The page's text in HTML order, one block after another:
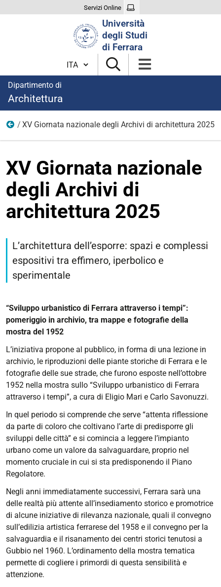
Servizi Online
Università
degli Studi
di Ferrara
Cambia lingua
Dipartimento di
Architettura
Eventi
XV Giornata nazionale degli Archivi di architettura 2025
XV Giornata nazionale
degli Archivi di
architettura 2025
XV
nazionale
degli
di
architettura
2025
05-
21T15:00:00+02:00
2025-
05-
21T17:00:00+02:00
L’architettura
dell’esporre:
spazi
e
complessi
espositivi
tra
effimero,
iperbolico
e
sperimentale
L’architettura dell’esporre: spazi e complessi
espositivi tra effimero, iperbolico e
sperimentale
“Sviluppo urbanistico di Ferrara attraverso i tempi”:
pomeriggio in archivio, tra mappe e fotografie della
mostra del 1952
L’iniziativa propone al pubblico, in forma di una lezione in
archivio, le riproduzioni delle piante storiche di Ferrara e le
fotografie delle sue strade, che furono esposte nell’ottobre
1952 nella mostra sullo “Sviluppo urbanistico di Ferrara
attraverso i tempi”, a cura di Eligio Mari e Carlo Savonuzzi.
In quel periodo si comprende che serve “attenta riflessione
da parte di coloro che coltivano l’arte di predisporre gli
sviluppi delle città” e si comincia a leggere l’impianto
urbano come un valore da salvaguardare, proprio nel
momento cruciale in cui si sta predisponendo il Piano
Regolatore.
Negli anni immediatamente successivi, Ferrara sarà una
delle realtà più attente all’insediamento storico e promotrice
di alcune iniziative di rilevanza nazionale, quali il convegno
sull’edilizia artistica ferrarese del 1958 e il convegno per la
salvaguardia e il risanamento dei centri storici tenutosi a
Gubbio nel 1960. L’ordinamento della mostra tematica
permette di cogliere i primordi di questa sensibilità e
attenzione.